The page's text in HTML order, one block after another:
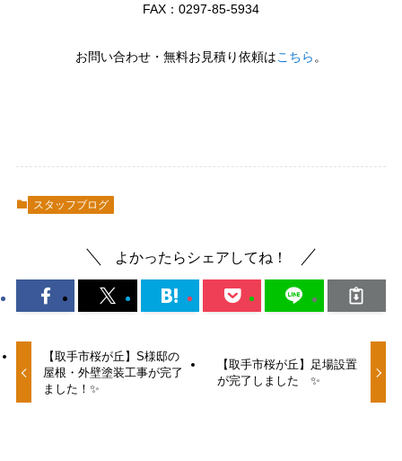
FAX：0297-85-5934
お問い合わせ・無料お見積り依頼はこちら 。
スタッフブログ
よかったらシェアしてね！
【取手市桜が丘】S様邸の
屋根・外壁塗装工事が完了
ました！✨
【取手市桜が丘】足場設置
が完了しました ✨